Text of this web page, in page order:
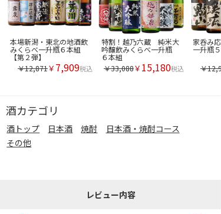
本場新潟・東北の地酒飲
みくらべ一升瓶６本組
【第２弾】
￥12,871￥ 7,909税込
特割！越乃六蔵 純米大
吟醸飲みくらべ一升瓶
６本組
￥33,088￥ 15,180税込
家呑み
一升瓶５
￥
酒カテゴリ
酒トップ 日本酒 焼酎
日本酒・焼酎コース
その他
レビュー内容